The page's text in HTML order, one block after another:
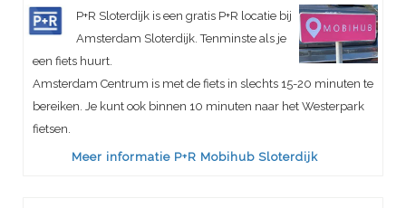
P+R Sloterdijk is een gratis P+R locatie bij
Amsterdam Sloterdijk. Tenminste als je
een fiets huurt.
Amsterdam Centrum is met de fiets in slechts 15-20 minuten te
bereiken. Je kunt ook binnen 10 minuten naar het Westerpark
fietsen.
Meer informatie P+R Mobihub Sloterdijk